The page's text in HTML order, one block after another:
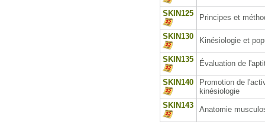
SKIN125 Principes et
SKIN130 Kinésiologie et
SKIN135 Évaluation de
SKIN140
Promotion de
kinésiologie
SKIN143
Anatomie